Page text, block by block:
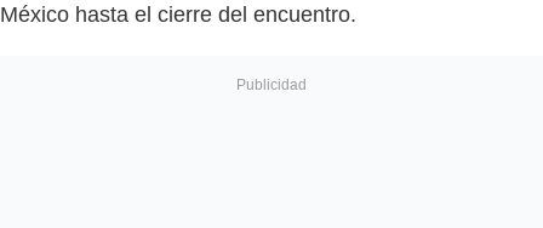
México hasta el cierre del encuentro.